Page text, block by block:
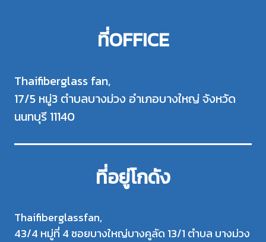
ที่OFFICE
Thaifiberglass fan,
17/5 หมู่3 ตำบลบางม่วง อำเภอบางใหญ่ จังหวัด
นนทบุรี 11140
ที่อยู่โกดัง
Thaifiberglassfan,
43/4 หมู่ที่ 4 ซอยบางใหญ่บางคูลัด 13/1 ตำบล บางม่วง